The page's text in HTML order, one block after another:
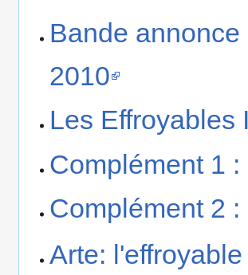
Bande
2010
Les Effroyables
Complément 1
Complément 2
Arte: